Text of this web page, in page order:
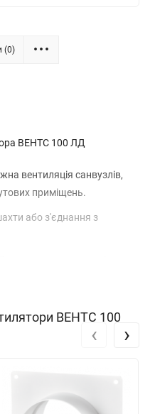
(0)
ВЕНТС 100 ЛД
вентиляція санвузлів,
приміщень.
або з'єднання з
вигляд.
високоякісного і міцного
ВЕНТС 100
‹ ›